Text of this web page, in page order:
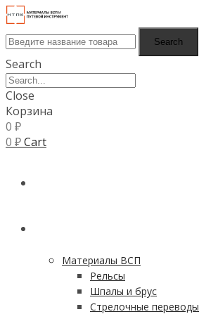
Search
Search
Close
Корзина
0 ₽
0 ₽Cart
Материалы ВСП
Рельсы
Шпалы и брус
Стрелочные переводы